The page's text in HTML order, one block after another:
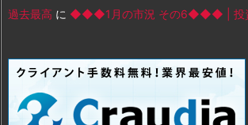
過去最高 に ◆◆◆1月の市況 その6◆◆◆ | 投